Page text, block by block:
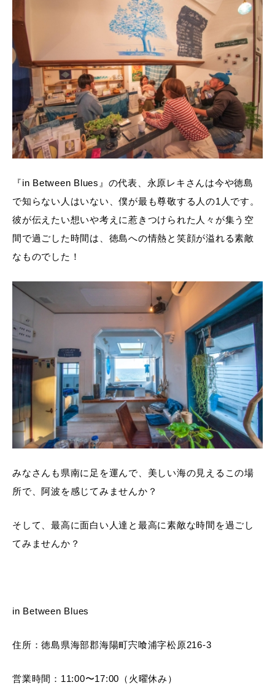
『in Between Blues』の代表、永原レキさんは今や徳島
で知らない人はいない、僕が最も尊敬する人の1人です。
彼が伝えたい想いや考えに惹きつけられた人々が集う空
間で過ごした時間は、徳島への情熱と笑顔が溢れる素敵
なものでした！
みなさんも県南に足を運んで、美しい海の見えるこの場
所で、阿波を感じてみませんか？
そして、最高に面白い人達と最高に素敵な時間を過ごし
てみませんか？
in Between Blues
住所：徳島県海部郡海陽町宍喰浦字松原216-3
営業時間：11:00〜17:00（火曜休み）